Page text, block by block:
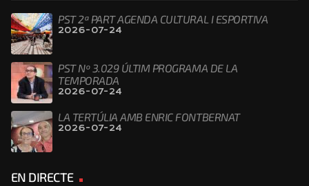
PST 2ª PART AGENDA CULTURAL I ESPORTIVA
2026-07-24
PST Nº 3.029 ÚLTIM PROGRAMA DE LA
TEMPORADA
2026-07-24
LA TERTÚLIA AMB ENRIC FONTBERNAT
2026-07-24
EN DIRECTE